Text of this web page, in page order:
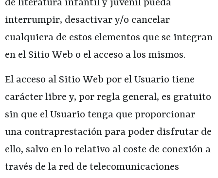
de literatura infantil y juvenil pueda
interrumpir, desactivar y/o cancelar
cualquiera de estos elementos que se integran
en el Sitio Web o el acceso a los mismos.
El acceso al Sitio Web por el Usuario tiene
carácter libre y, por regla general, es gratuito
sin que el Usuario tenga que proporcionar
una contraprestación para poder disfrutar de
ello, salvo en lo relativo al coste de conexión a
través de la red de telecomunicaciones